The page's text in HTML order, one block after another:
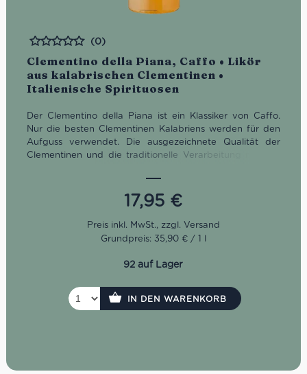
Clementino della Piana, Caffo • Likör
aus kalabrischen Clementinen •
Italienische Spirituosen
Bewertet
(0)
Der Clementino della Piana ist ein Klassiker von Caffo.
Nur die besten Clementinen Kalabriens werden für den
Aufguss verwendet.
Die ausgezeichnete Qualität der
Clementinen und die traditionelle Verarbeitung machen
17,95 €
Grundpreis: 35,90 € / 1 l
92 auf Lager
IN DEN WARENKORB